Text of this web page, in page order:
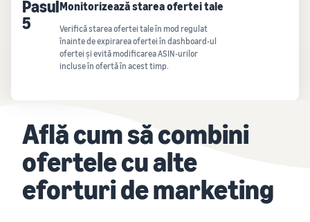
Pasul
5
Monitorizează starea ofertei tale
Verifică starea ofertei tale în mod regulat
înainte de expirarea ofertei în dashboard-ul
ofertei și evită modificarea ASIN-urilor
incluse în ofertă în acest timp.
Află cum să combini
ofertele cu alte
eforturi de marketing